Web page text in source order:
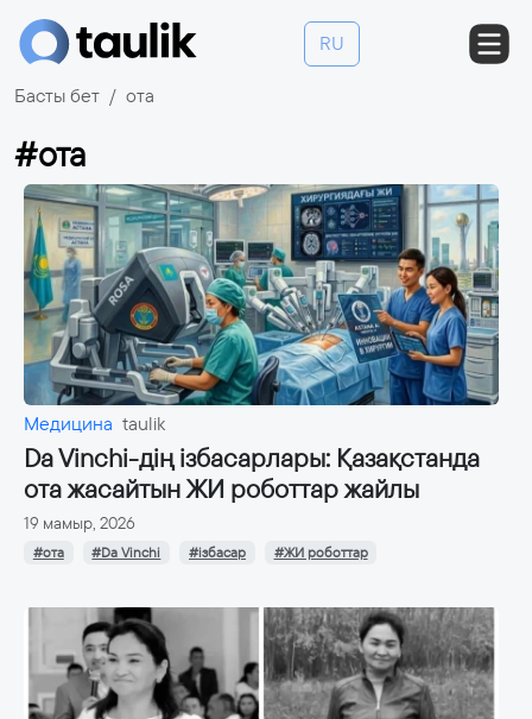
RU
Басты бет ота
#ота
Медицина taulik
Da Vinchi-дің ізбасарлары: Қазақстанда
ота жасайтын ЖИ роботтар жайлы
19 мамыр, 2026
#ота #Da Vinchi #ізбасар #ЖИ роботтар